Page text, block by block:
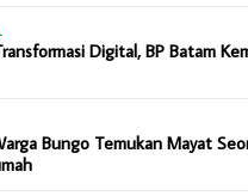
Digital, BP Batam
Bungo Temukan Mayat